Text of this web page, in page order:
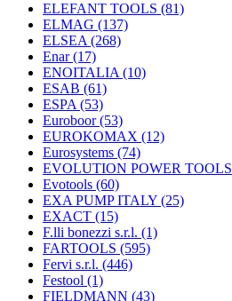
ELEFANT TOOLS (81)
ELMAG (137)
ELSEA (268)
Enar(17)
ENOITALIA (10)
ESAB (61)
ESPA (53)
Euroboor(53)
EUROKOMAX (12)
Eurosystems (74)
EVOLUTION POWER TOOLS
Evotools (60)
EXA PUMP ITALY (25)
EXACT (15)
F.lli bonezzi s.r.l. (1)
FARTOOLS (595)
Fervi s.r.l. (446)
Festool (1)
FIELDMANN (43)